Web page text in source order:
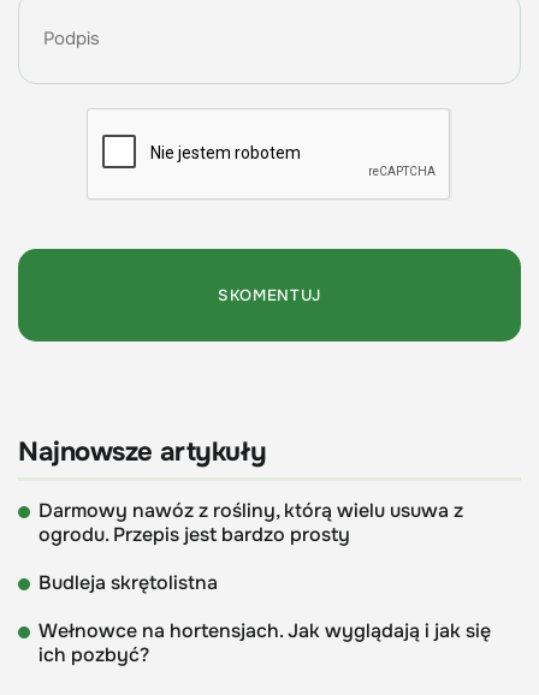
Najnowsze artykuły
Darmowy nawóz z rośliny, którą wielu usuwa z
ogrodu. Przepis jest bardzo prosty
Budleja skrętolistna
Wełnowce na hortensjach. Jak wyglądają i jak się
ich pozbyć?